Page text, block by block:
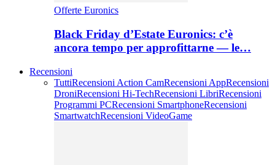
Offerte Euronics
Black Friday d’Estate Euronics: c’è
ancora tempo per approfittarne — le…
Recensioni
TuttiRecensioni Action CamRecensioni AppRecensioni
DroniRecensioni Hi-TechRecensioni LibriRecensioni
Programmi PCRecensioni SmartphoneRecensioni
SmartwatchRecensioni VideoGame